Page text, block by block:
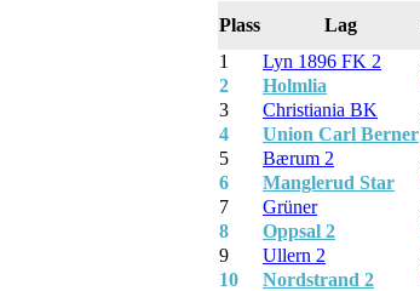
Plass Lag
1
Lyn 1896 FK 2
2
Holmlia
3
Christiania BK
4
Union Carl Berner
5
Bærum 2
6
Manglerud Star
7
Grüner
8
Oppsal 2
9
Ullern 2
10
Nordstrand 2